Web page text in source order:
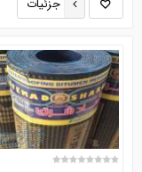
جزئیات